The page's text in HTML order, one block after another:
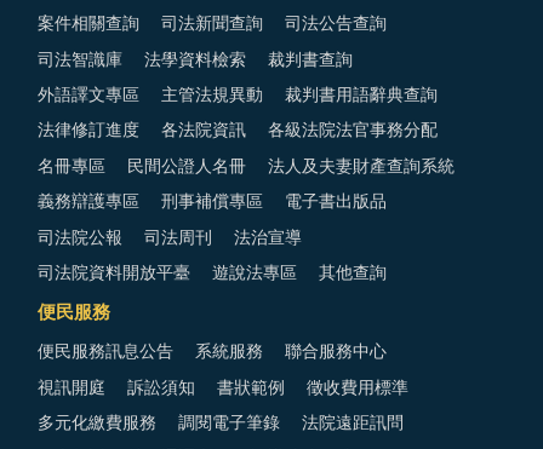
案件相關查詢 司法新聞查詢 司法公告查詢
司法智識庫 法學資料檢索 裁判書查詢
外語譯文專區 主管法規異動 裁判書用語辭典查詢
法律修訂進度 各法院資訊 各級法院法官事務分配
名冊專區 民間公證人名冊 法人及夫妻財產查詢系統
義務辯護專區 刑事補償專區 電子書出版品
司法院公報 司法周刊 法治宣導
司法院資料開放平臺 遊說法專區 其他查詢
便民服務
便民服務訊息公告 系統服務 聯合服務中心
視訊開庭 訴訟須知 書狀範例 徵收費用標準
多元化繳費服務 調閱電子筆錄 法院遠距訊問